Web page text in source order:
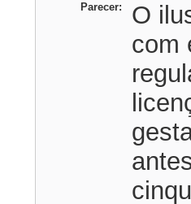
Parecer:
O
com